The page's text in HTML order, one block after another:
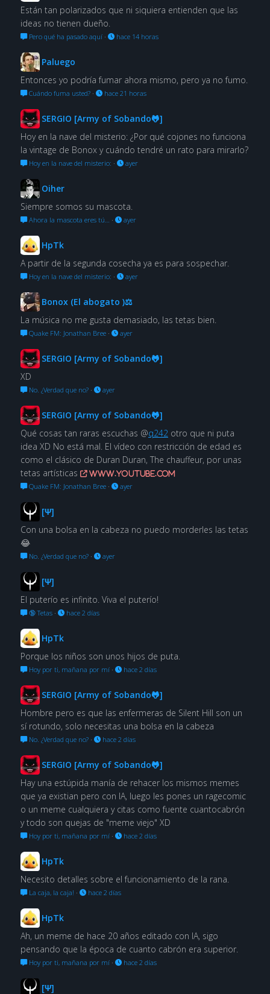
Están tan polarizados que ni siquiera entienden que las
ideas no tienen dueño.
Pero qué ha pasado aquí· hace 14 horas
Paluego
Entonces yo podría fumar ahora mismo, pero ya no fumo.
Cuándo fuma usted?· hace 21 horas
SERGIO [Army of Sobando🐸]
Hoy en la nave del misterio: ¿Por qué cojones no funciona
la vintage de Bonox y cuándo tendré un rato para mirarlo?
Hoy en la nave del misterio: · ayer
Oiher
Siempre somos su mascota.
Ahora la mascota eres tú… · ayer
HpTk
A partir de la segunda cosecha ya es para sospechar.
Hoy en la nave del misterio: · ayer
Bonox (El abogato )⚖
La música no me gusta demasiado, las tetas bien.
Quake FM: Jonathan Bree· ayer
SERGIO [Army of Sobando🐸]
XD
No. ¿Verdad que no?· ayer
SERGIO [Army of Sobando🐸]
Qué cosas tan raras escuchas @q242 otro que ni puta
idea XD No está mal. El vídeo con restricción de edad es
como el clásico de Duran Duran, The chauffeur, por unas
tetas artísticas
www.youtube.com
Quake FM: Jonathan Bree· ayer
[Ψ]
Con una bolsa en la cabeza no puedo morderles las tetas
😂
No. ¿Verdad que no?· ayer
[Ψ]
El puterío es infinito. Viva el puterío!
🔞 Tetas· hace 2 días
HpTk
Porque los niños son unos hijos de puta.
Hoy por ti, mañana por mí· hace 2 días
SERGIO [Army of Sobando🐸]
Hombre pero es que las enfermeras de Silent Hill son un
sí rotundo, solo necesitas una bolsa en la cabeza
No. ¿Verdad que no?· hace 2 días
SERGIO [Army of Sobando🐸]
Hay una estúpida manía de rehacer los mismos memes
que ya existian pero con IA, luego les pones un ragecomic
o un meme cualquiera y citas como fuente cuantocabrón
y todo son quejas de "meme viejo" XD
Hoy por ti, mañana por mí· hace 2 días
HpTk
Necesito detalles sobre el funcionamiento de la rana.
La caja, la caja! · hace 2 días
HpTk
Ah, un meme de hace 20 años editado con IA, sigo
pensando que la época de cuanto cabrón era superior.
Hoy por ti, mañana por mí· hace 2 días
[Ψ]